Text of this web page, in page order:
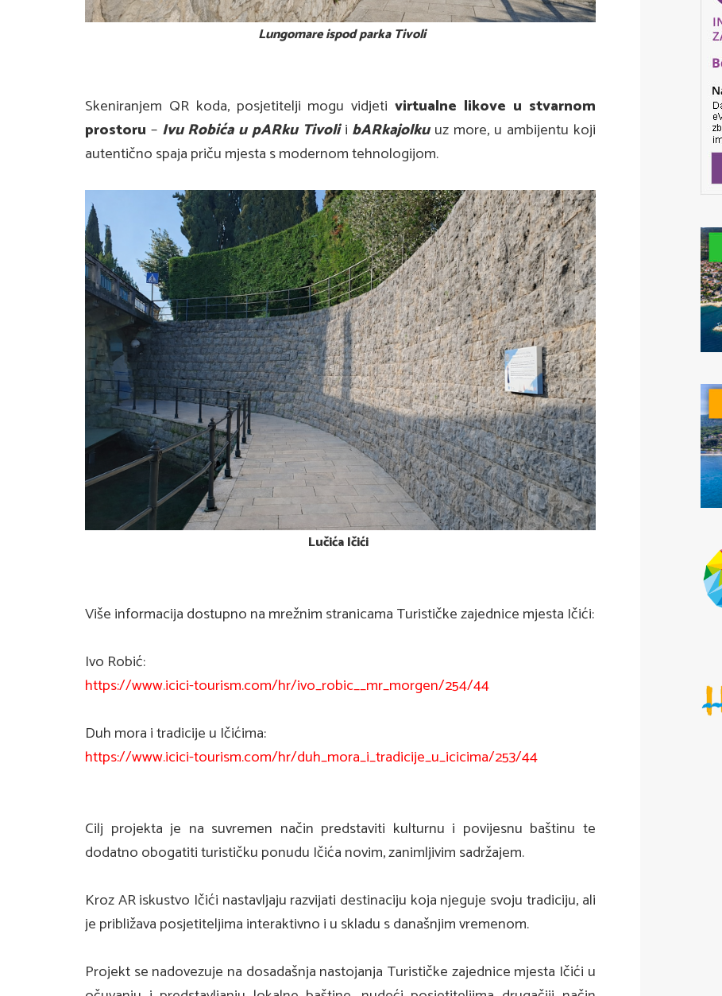
Lungomare ispod parka Tivoli
Skeniranjem QR koda, posjetitelji mogu vidjeti virtualne likove u stvarnom
prostoru – Ivu Robića u pARku Tivolii bARkajolkuuz more, u ambijentu koji
autentično spaja priču mjesta s modernom tehnologijom.
Lučića Ičići
Više informacija dostupno na mrežnim stranicama Turističke zajednice mjesta Ičići:
Ivo Robić:
https://www.icici-tourism.com/hr/ivo_robic__mr_morgen/254/44
Duh mora i tradicije u Ičićima:
https://www.icici-tourism.com/hr/duh_mora_i_tradicije_u_icicima/253/44
Cilj projekta je na suvremen način predstaviti kulturnu i povijesnu baštinu te
dodatno obogatiti turističku ponudu Ičića novim, zanimljivim sadržajem.
Kroz AR iskustvo Ičići nastavljaju razvijati destinaciju koja njeguje svoju tradiciju, ali
je približava posjetiteljima interaktivno i u skladu s današnjim vremenom.
Projekt se nadovezuje na dosadašnja nastojanja Turističke zajednice mjesta Ičići u